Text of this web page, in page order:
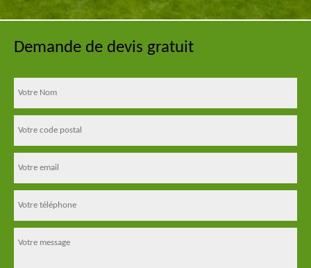
Demande de devis gratuit